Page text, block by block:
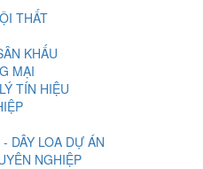
THẤT
KHẤU
MẠI
TÍN HIỆU
DÂY LOA DỰ ÁN
NGHIỆP